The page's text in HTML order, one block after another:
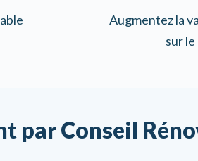
Augmentez la
sur
par Conseil